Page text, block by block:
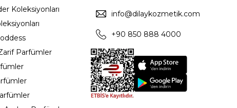
Koleksiyonları
Parfümler
info@dilaykozmetik.com
+90 850 888 4000